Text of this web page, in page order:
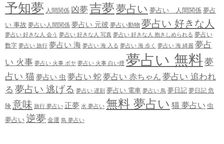
予知夢 人間関係 凶夢 吉夢夢占い 夢占い 人間関係 夢占
い 事故 夢占い人間関係 夢占い 元彼 夢占い動物 夢占い 好きな人
夢占い 好きな人 会う 夢占い 好きな人 写真 夢占い 好きな人 抱きしめられる 夢占い
数字 夢占い 旅行 夢占い 海 夢占い 海 入る 夢占い 海 歩く 夢占い 海 綺麗 夢占
い 火事 夢占い 火事 ボヤ 夢占い 火事 白い煙 夢占い 無料 夢
占い 猫夢占い 虫 夢占い 蛇夢占い 赤ちゃん 夢占い 追われ
る 夢占い 逃げる 夢占い 遅刻 夢占い 電車 夢占い 鳥 夢日記 夢日記 危
険 意味 旅行 夢占い 正夢 水 夢占い 無料 夢占い 猫 夢占い 虫
夢占い 逆夢 金運 鳥 夢占い